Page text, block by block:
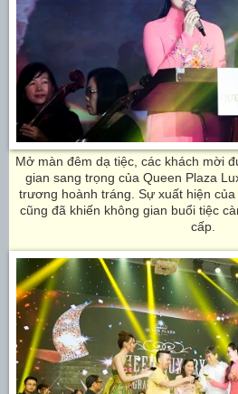
Mở màn đêm dạ tiệc, các khách mời
gian sang trọng của Queen Plaza
trương hoành tráng. Sự xuất hiện
cũng đã khiến không gian buổi tiệc
cấp.